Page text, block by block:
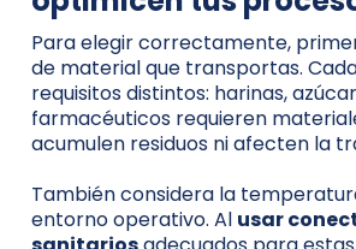
Para elegir correctamente,
de material que transportas.
requisitos distintos: harinas,
farmacéuticos requieren
acumulen residuos ni afecten la
También considera la
entorno operativo. Al usar